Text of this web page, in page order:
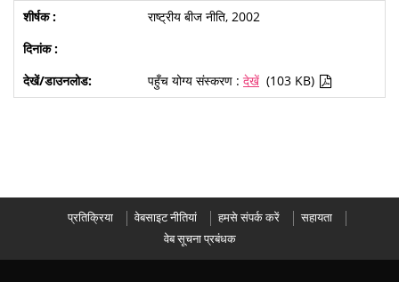
राष्ट्रीय बीज नीति, 2002
पहुँच योग्य संस्करण : देखें (103 KB)
प्रतिक्रिया वेबसाइट नीतियां हमसे संपर्क करें
सहायता
वेब सूचना प्रबंधक